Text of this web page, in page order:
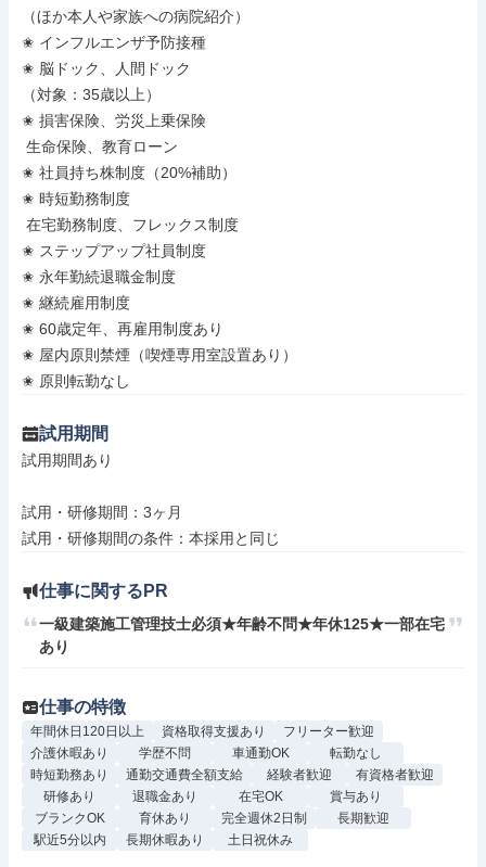
（ほか本人や家族への病院紹介）
✬ インフルエンザ予防接種
✬ 脳ドック、人間ドック
（対象：35歳以上）
✬ 損害保険、労災上乗保険
✬ 社員持ち株制度（20%補助）
✬ 時短勤務制度
✬ ステップアップ社員制度
✬ 永年勤続退職金制度
✬ 継続雇用制度
✬ 60歳定年、再雇用制度あり
✬ 屋内原則禁煙（喫煙専用室設置あり）
✬ 原則転勤なし
試用期間
試用期間あり
試用・研修期間：3ヶ月
仕事に関するPR
一級建築施工管理技士必須★年齢不問★年休125★一部在宅
あり
仕事の特徴
年間休日120日以上 資格取得支援あり
フリーター歓迎
介護休暇あり
学歴不問 車通勤OK
転勤なし
時短勤務あり
通勤交通費全額支給 経験者歓迎
有資格者歓迎
研修あり
退職金あり 在宅OK
賞与あり
ブランクOK
育休あり 完全週休2日制
長期歓迎
駅近5分以内
長期休暇あり 土日祝休み